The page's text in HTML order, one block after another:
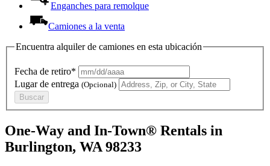
Enganches para remolque
Camiones a la venta
Encuentra alquiler de camiones en esta ubicación
Fecha de retiro*
Lugar de entrega (Opcional)
Buscar
One-Way and In-Town® Rentals in
Burlington, WA 98233